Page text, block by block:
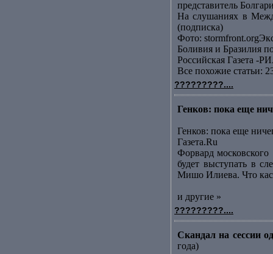
представитель
На слушаниях в
(подписка)
Фото:
Боливия и Бразилия
Российская Газета -
Все похожие статьи:
?????????....
Генков: пока еще
Генков: пока еще
Газета.Ru
Форвард
будет выступать в
Мишо Илиева. Что
и другие »
?????????....
Скандал на сессии
года)